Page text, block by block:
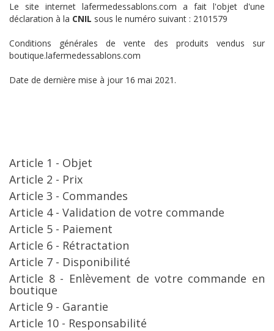
Le site internet lafermedessablons.com a fait l'objet d'une
déclaration à la CNIL sous le numéro suivant : 2101579
Conditions générales de vente des produits vendus sur
boutique.lafermedessablons.com
Date de dernière mise à jour 16 mai 2021.
Article 1 - Objet
Article 2 - Prix
Article 3 - Commandes
Article 4 - Validation de votre commande
Article 5 - Paiement
Article 6 - Rétractation
Article 7 - Disponibilité
Article 8 - Enlèvement de votre commande en
boutique
Article 9 - Garantie
Article 10 - Responsabilité